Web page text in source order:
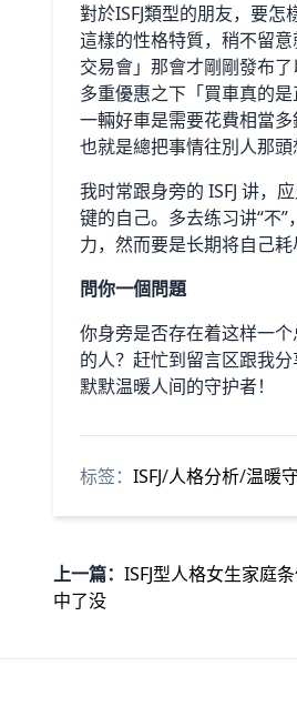
對於ISFJ類型的朋友，要
這樣的性格特質，稍不留
交易會」那會才剛剛發布
多重優惠之下「買車真的
一輛好車是需要花費相當
也就是總把事情往別人那頭
我时常跟身旁的 ISFJ 讲，
键的自己。多去练习讲“不
力，然而要是长期将自己
問你一個問題
你身旁是否存在着这样一
的人？赶忙到留言区跟我
默默温暖人间的守护者！
标签： ISFJ/人格分析/温暖
上一篇： ISFJ型人格女生家庭
中了没